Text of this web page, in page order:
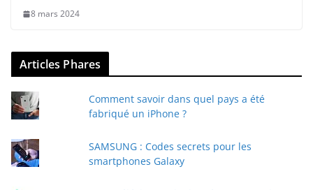
8 mars 2024
Articles Phares
Comment savoir dans quel pays a été
fabriqué un iPhone ?
SAMSUNG : Codes secrets pour les
smartphones Galaxy